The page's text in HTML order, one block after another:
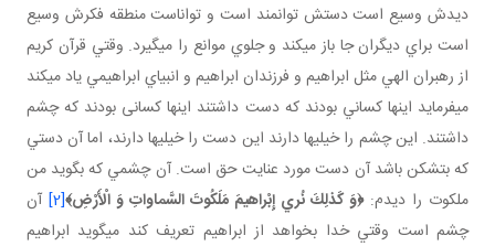
ديدش وسيع است دستش توانمند است و تواناست منطقه فکرش وسيع
است براي ديگران جا باز مي کند و جلوي موانع را مي گيرد. وقتي قرآن کريم
از رهبران الهي مثل ابراهيم و فرزندان ابراهيم و انبياي ابراهيمي ياد مي کند
مي فرمايد اينها کساني بودند که دست داشتند اينها کسانی بودند که چشم
داشتند. اين چشم را خيلي ها دارند اين دست را خيلي ها دارند، اما آن دستي
که بت شکن باشد آن دست مورد عنايت حق است. آن چشمي که بگويد من
ملکوت را ديدم:﴿وَ كَذلِكَ نُري إِبْراهيمَ مَلَكُوتَ السَّماواتِ وَ الْأَرْضِ‏﴾[2]
آن
چشم است وقتي خدا بخواهد از ابراهيم تعريف کند مي گويد ابراهيم